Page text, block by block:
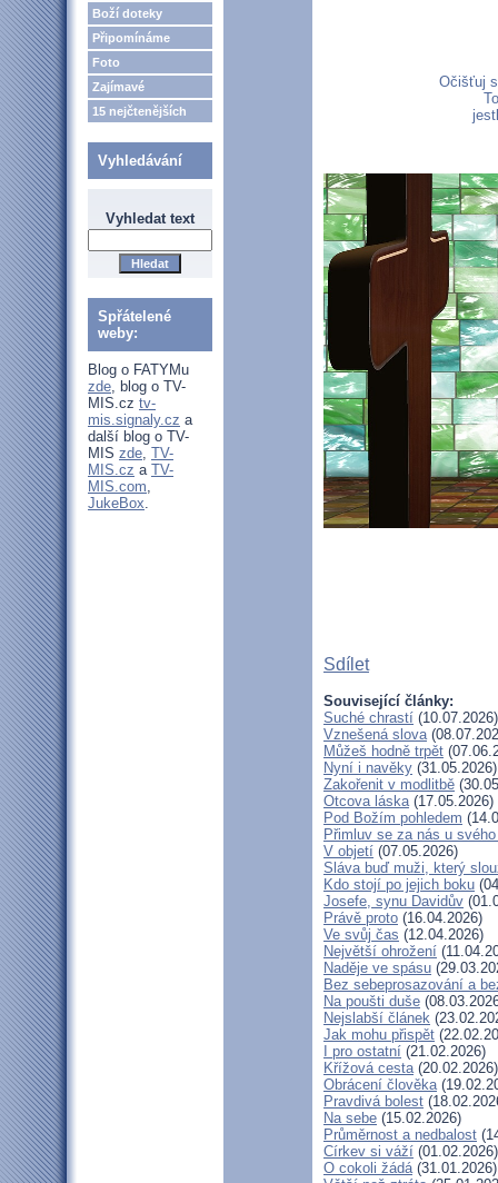
Boží doteky
Připomínáme
Foto
Zajímavé
15 nejčtenějších
Vyhledávání
Vyhledat text
Spřátelené
weby:
Blog o FATYMu
zde, blog o TV-
MIS.cz tv-
mis.signaly.cz a
další blog o TV-
MIS zde, TV-
MIS.cz a TV-
MIS.com,
JukeBox.
Očišťuj
Sdílet
Související články:
Suché chrastí (10.07.2026)
Vznešená slova
Můžeš hodně trpět
Nyní i navěky (31.05.2026)
Zakořenit v modlitbě
Otcova láska(17.05.2026)
Pod Božím pohledem
Přimluv se za nás u
V objetí (07.05.2026)
Sláva buď muži, který
Kdo stojí po jejich boku
Josefe, synu Davidův
Právě proto (16.04.2026)
Ve svůj čas (12.04.2026)
Největší ohrožení
Naděje ve spásu
Bez sebeprosazování a
Na poušti duše
Nejslabší článek
Jak mohu přispět
I pro ostatní (21.02.2026)
Křížová cesta(20.02.2026)
Obrácení člověka
Pravdivá bolest
Na sebe (15.02.2026)
Průměrnost a nedbalost
Církev si váží (01.02.2026)
O cokoli žádá(31.01.2026)